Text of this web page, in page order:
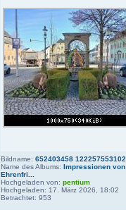
Bildname: 652403458
Name des Albums: Impressionen von
Ehrenfri...
Hochgeladen von: pentium
Hochgeladen: 17. März 2026, 18:02
Betrachtet: 953